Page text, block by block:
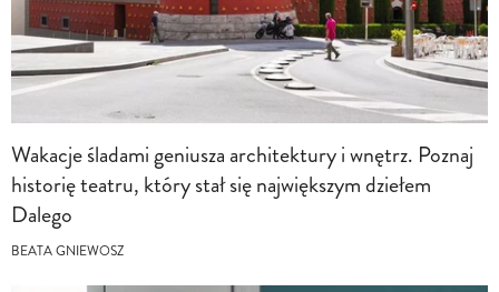
Wakacje śladami geniusza architektury i wnętrz. Poznaj
historię teatru, który stał się największym dziełem
Dalego
BEATA GNIEWOSZ